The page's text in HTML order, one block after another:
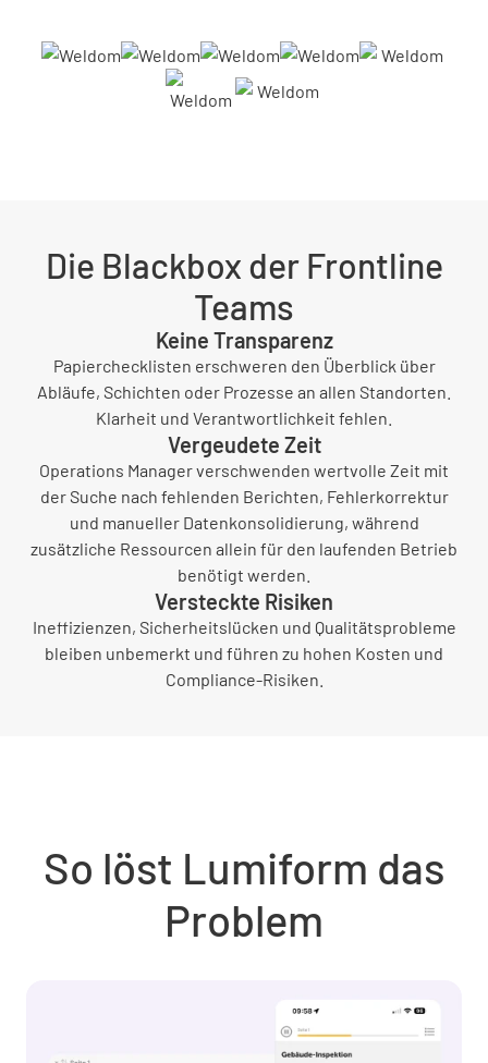
Die Blackbox der Frontline
Teams
Keine Transparenz
Papierchecklisten erschweren den Überblick über
Abläufe, Schichten oder Prozesse an allen Standorten.
Klarheit und Verantwortlichkeit fehlen.
Vergeudete Zeit
Operations Manager verschwenden wertvolle Zeit mit
der Suche nach fehlenden Berichten, Fehlerkorrektur
und manueller Datenkonsolidierung, während
zusätzliche Ressourcen allein für den laufenden Betrieb
benötigt werden.
Versteckte Risiken
Ineffizienzen, Sicherheitslücken und Qualitätsprobleme
bleiben unbemerkt und führen zu hohen Kosten und
Compliance-Risiken.
So löst Lumiform das
Problem